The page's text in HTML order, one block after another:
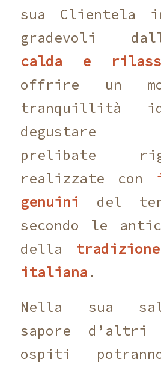
sua Clientela
gradevoli
calda e
offrire un
tranquillità
degustare
prelibate
realizzate con
genuini del
secondo le
della
italiana .
Nella sua
sapore
ospiti